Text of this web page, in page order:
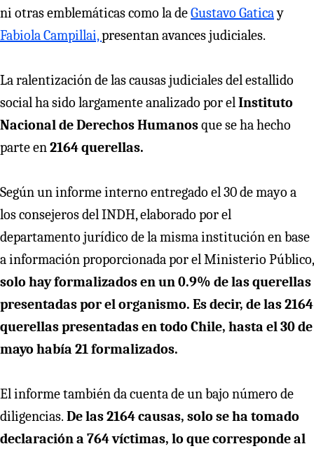
ni otras emblemáticas como la deGustavo Gaticay
Fabiola Campillai,presentan avances judiciales.
La ralentización de las causas judiciales del estallido
social ha sido largamente analizado por elInstituto
Nacional de Derechos Humanosque se ha hecho
parte en2164 querellas.
Según un informe interno entregado el 30 de mayo a
los consejeros del INDH, elaborado por el
departamento jurídico de la misma institución en base
a información proporcionada por el Ministerio Público,
solo hay formalizados en un 0.9% de las querellas
presentadas por el organismo. Es decir, de las 2164
querellas presentadas en todo Chile, hasta el 30 de
mayo había 21 formalizados.
El informe también da cuenta de un bajo número de
diligencias. De las 2164 causas, solo se ha tomado
declaración a 764 víctimas, lo que corresponde al